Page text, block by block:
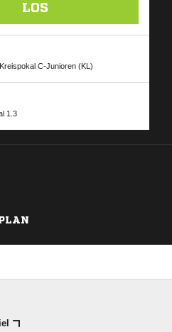
LOS
Kreispokal C-Junioren (KL)
1.3